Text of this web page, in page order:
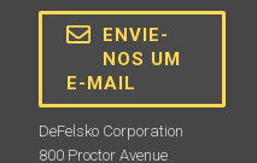
ENVIE-
NOS UM
E-MAIL
DeFelsko Corporation
800 Proctor Avenue